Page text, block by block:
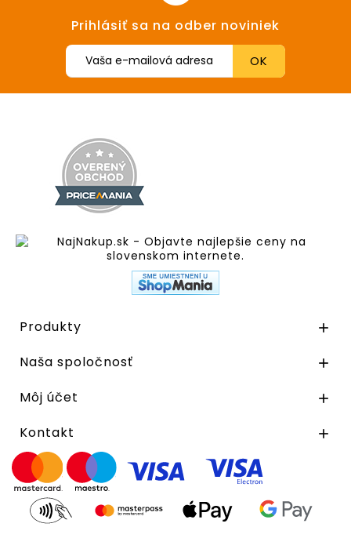
Prihlásiť sa na odber noviniek
Produkty 
Naša spoločnosť 
Môj účet 
Kontakt 